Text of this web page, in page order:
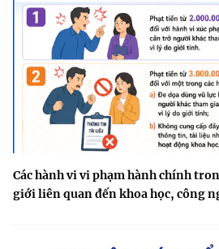
Các hành vi vi phạm hành chính
giới liên quan đến khoa học, công